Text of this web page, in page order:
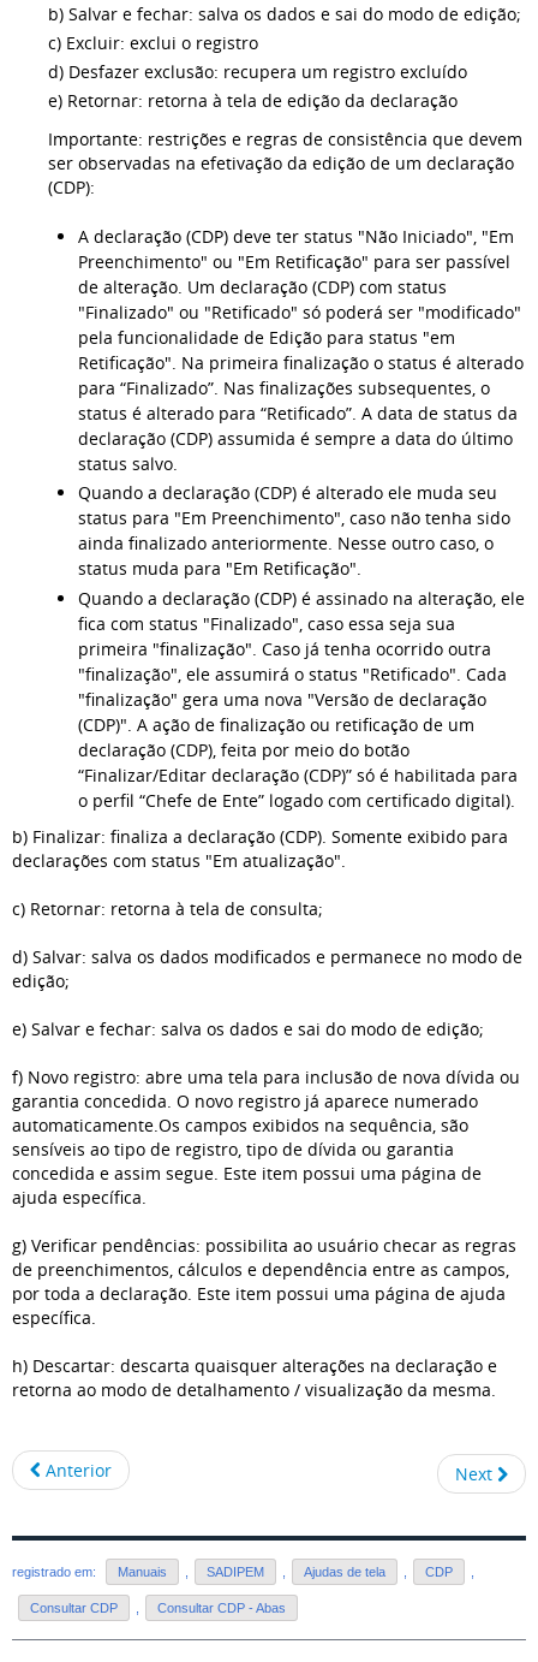
b) Salvar e fechar: salva os dados e sai do modo de edição;
c) Excluir: exclui o registro
d) Desfazer exclusão: recupera um registro excluído
e) Retornar: retorna à tela de edição da declaração
Importante: restrições e regras de consistência que devem
ser observadas na efetivação da edição de um declaração
(CDP):
A declaração (CDP) deve ter status "Não Iniciado", "Em
Preenchimento" ou "Em Retificação" para ser passível
de alteração. Um declaração (CDP) com status
"Finalizado" ou "Retificado" só poderá ser "modificado"
pela funcionalidade de Edição para status "em
Retificação". Na primeira finalização o status é alterado
para “Finalizado”. Nas finalizações subsequentes, o
status é alterado para “Retificado”. A data de status da
declaração (CDP) assumida é sempre a data do último
status salvo.
Quando a declaração (CDP) é alterado ele muda seu
status para "Em Preenchimento", caso não tenha sido
ainda finalizado anteriormente. Nesse outro caso, o
status muda para "Em Retificação".
Quando a declaração (CDP) é assinado na alteração, ele
fica com status "Finalizado", caso essa seja sua
primeira "finalização". Caso já tenha ocorrido outra
"finalização", ele assumirá o status "Retificado". Cada
"finalização" gera uma nova "Versão de declaração
(CDP)". A ação de finalização ou retificação de um
declaração (CDP), feita por meio do botão
“Finalizar/Editar declaração (CDP)” só é habilitada para
o perfil “Chefe de Ente” logado com certificado digital).
b) Finalizar: finaliza a declaração (CDP). Somente exibido para
declarações com status "Em atualização".
c) Retornar: retorna à tela de consulta;
d) Salvar: salva os dados modificados e permanece no modo de
edição;
e) Salvar e fechar: salva os dados e sai do modo de edição;
f) Novo registro: abre uma tela para inclusão de nova dívida ou
garantia concedida. O novo registro já aparece numerado
automaticamente.Os campos exibidos na sequência, são
sensíveis ao tipo de registro, tipo de dívida ou garantia
concedida e assim segue. Este item possui uma página de
ajuda específica.
g) Verificar pendências: possibilita ao usuário checar as regras
de preenchimentos, cálculos e dependência entre as campos,
por toda a declaração. Este item possui uma página de ajuda
específica.
h) Descartar: descarta quaisquer alterações na declaração e
retorna ao modo de detalhamento / visualização da mesma.
Anterior Next
registrado em: Manuais SADIPEM Ajudas de tela CDP
Consultar CDP Consultar CDP - Abas